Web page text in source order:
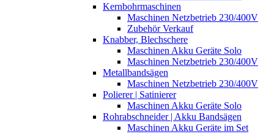
Kernbohrmaschinen
Maschinen Netzbetrieb 230/400V
Zubehör Verkauf
Knabber, Blechschere
Maschinen Akku Geräte Solo
Maschinen Netzbetrieb 230/400V
Metallbandsägen
Maschinen Netzbetrieb 230/400V
Polierer | Satinierer
Maschinen Akku Geräte Solo
Rohrabschneider | Akku Bandsägen
Maschinen Akku Geräte im Set